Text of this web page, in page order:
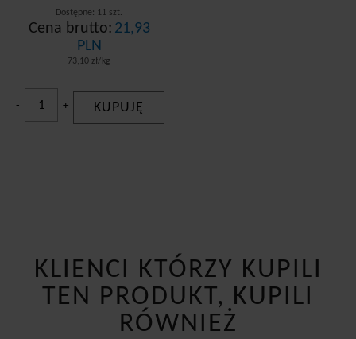
Dostępne: 11 szt.
Cena brutto: 21,93
PLN
73,10 zł/kg
- + KUPUJĘ
KLIENCI KTÓRZY KUPILI
TEN PRODUKT, KUPILI
RÓWNIEŻ